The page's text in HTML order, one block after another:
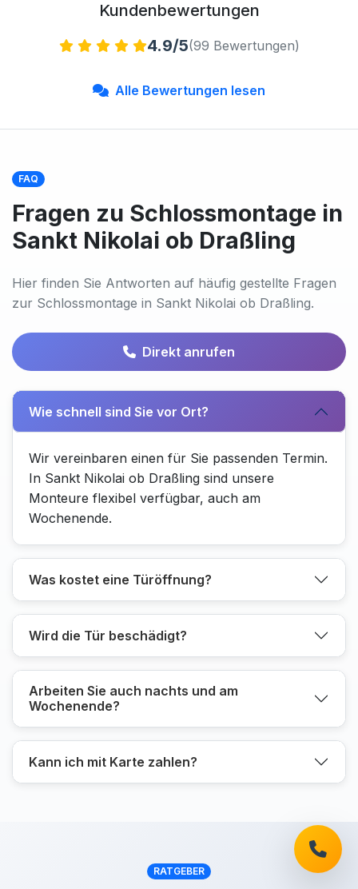
Kundenbewertungen
4.9/5(99 Bewertungen)
Alle Bewertungen lesen
FAQ
Fragen zu Schlossmontage in
Sankt Nikolai ob Draßling
Hier finden Sie Antworten auf häufig gestellte Fragen
zur Schlossmontage in Sankt Nikolai ob Draßling.
Direkt anrufen
Wie schnell sind Sie vor Ort?
Wir vereinbaren einen für Sie passenden Termin.
In Sankt Nikolai ob Draßling sind unsere
Monteure flexibel verfügbar, auch am
Wochenende.
Was kostet eine Türöffnung?
Wird die Tür beschädigt?
Arbeiten Sie auch nachts und am
Wochenende?
Kann ich mit Karte zahlen?
RATGEBER